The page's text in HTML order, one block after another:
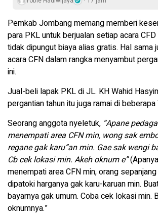
Pemkab Jombang memang memberi
para PKL untuk berjualan setiap acara
tidak dipungut biaya alias gratis. Hal sama
acara CFN dalam rangka menyambut
ini.
Jual-beli lapak PKL di JL. KH Wahid
pergantian tahun itu juga ramai di beberapa
Seorang anggota nyeletuk, “Apane
menempati area CFN min, wong sak
regane gak karu”an min. Gae sak wengi
Cb cek lokasi min. Akeh oknum e”
menempati area CFN min, orang
dipatoki harganya gak karu-karuan min.
bayarnya gak umum. Coba cek lokasi min.
oknumnya.”